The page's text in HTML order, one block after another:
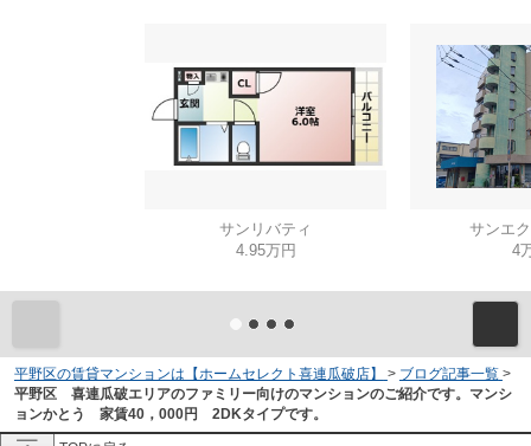
サンリバティ
4.95万円
サンエ
4
平野区の賃貸マンションは【ホームセレクト喜連瓜破店】 > ブログ記事一覧 >
平野区 喜連瓜破エリアのファミリー向けのマンションのご紹介です。マンシ
ョンかとう 家賃40，000円 2DKタイプです。